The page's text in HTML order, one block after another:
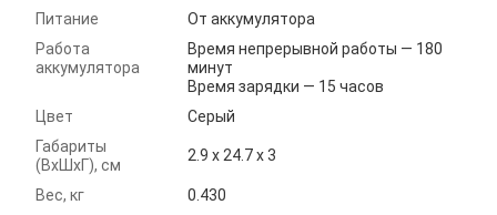
Питание
От аккумулятора
Работа
аккумулятора
Время непрерывной работы — 180
минут
Время зарядки — 15 часов
Цвет
Серый
Габариты
(ВхШхГ), см
2.9 x 24.7 x 3
Вес, кг
0.430